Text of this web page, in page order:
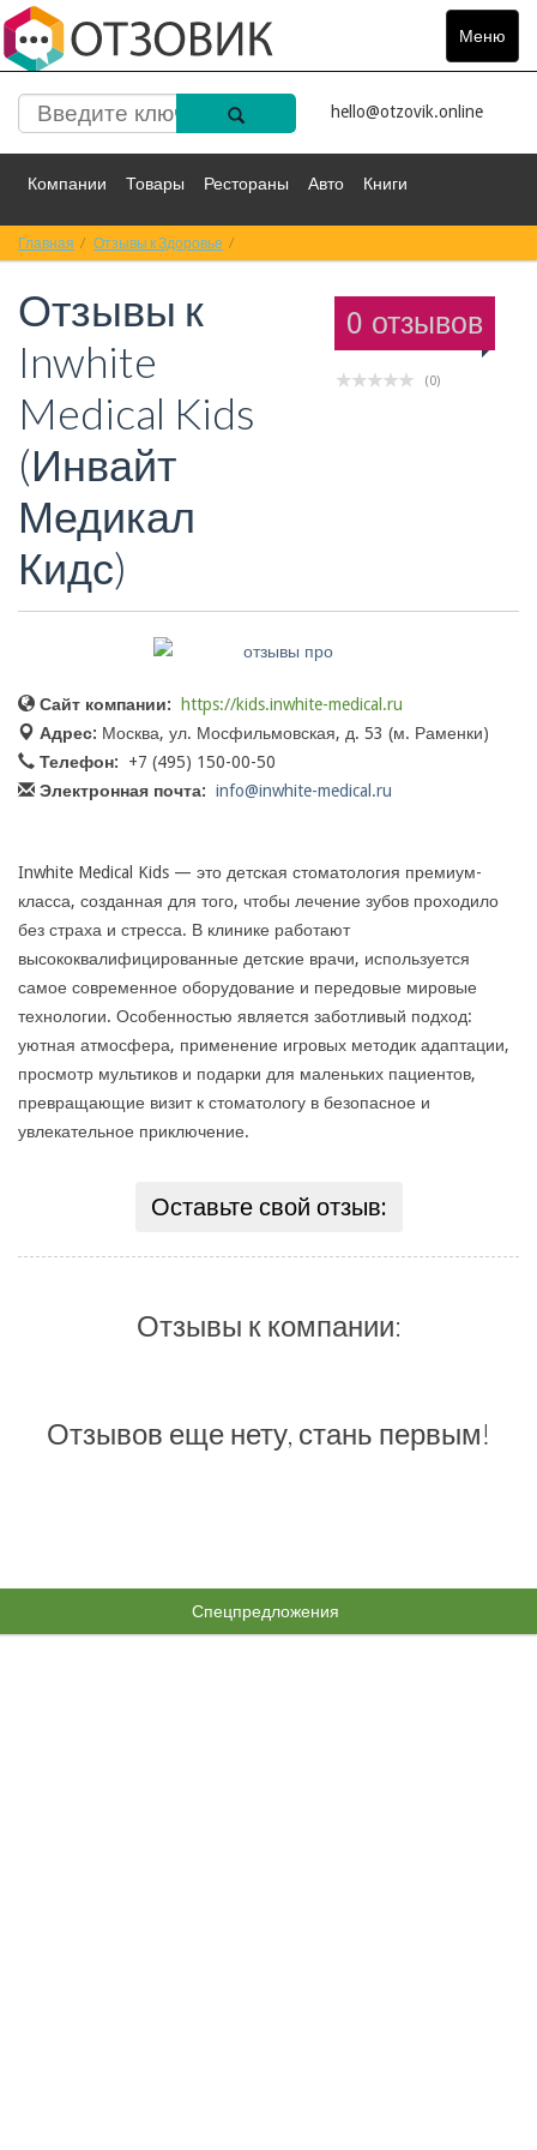
Меню
Toggle
hello@otzovik.online
Компании Товары Рестораны Авто Книги
Спорт Фильмы Деньги
Красота Здоровье
Главная Отзывы к Здоровье
0 отзывов
(0)
Отзывы к
Inwhite
Medical Kids
(Инвайт
Медикал
Кидс)
Сайт компании:
https://kids.inwhite-medical.ru
Адрес: Москва, ул. Мосфильмовская, д. 53 (м. Раменки)
Телефон:
+7 (495) 150-00-50
Электронная почта: info@inwhite-medical.ru
Inwhite Medical Kids — это детская стоматология премиум-
класса, созданная для того, чтобы лечение зубов проходило
без страха и стресса. В клинике работают
высококвалифицированные детские врачи, используется
самое современное оборудование и передовые мировые
технологии. Особенностью является заботливый подход:
уютная атмосфера, применение игровых методик адаптации,
просмотр мультиков и подарки для маленьких пациентов,
превращающие визит к стоматологу в безопасное и
увлекательное приключение.
Оставьте свой отзыв:
Отзывы к компании:
Отзывов еще нету, стань первым!
Спецпредложения